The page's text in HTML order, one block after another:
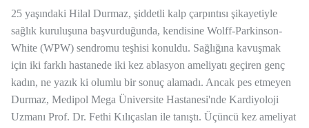
25 yaşındaki Hilal Durmaz, şiddetli kalp çarpıntısı şikayetiyle
sağlık kuruluşuna başvurduğunda, kendisine Wolff-Parkinson-
White (WPW) sendromu teşhisi konuldu. Sağlığına kavuşmak
için iki farklı hastanede iki kez ablasyon ameliyatı geçiren genç
kadın, ne yazık ki olumlu bir sonuç alamadı. Ancak pes etmeyen
Durmaz, Medipol Mega Üniversite Hastanesi'nde Kardiyoloji
Uzmanı Prof. Dr. Fethi Kılıçaslan ile tanıştı. Üçüncü kez ameliyat